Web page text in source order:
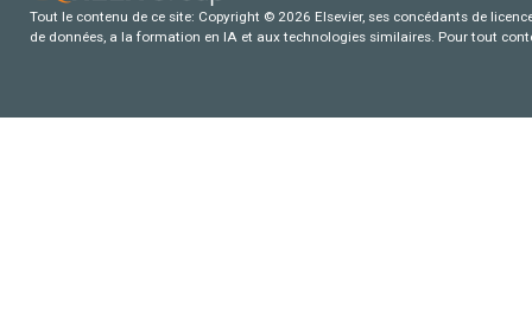
Tout le contenu de ce site: Copyright © 2026 Elsevier, ses concédants de
de données, a la formation en IA et aux technologies similaires. Pour tout